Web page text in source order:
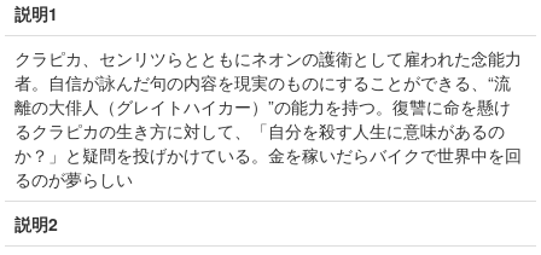
説明1
クラピカ、センリツらとともにネオンの護衛として雇われた念能力
者。自信が詠んだ句の内容を現実のものにすることができる、“流
離の大俳人（グレイトハイカー）”の能力を持つ。復讐に命を懸け
るクラピカの生き方に対して、「自分を殺す人生に意味があるの
か？」と疑問を投げかけている。金を稼いだらバイクで世界中を回
るのが夢らしい
説明2